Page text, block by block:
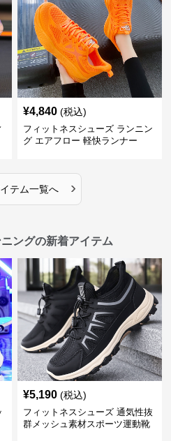
¥4,840 (税込)
フィットネスシューズ ランニン
グ エアフロー 軽快ランナー
テム一覧へ ›
ングの新着アイテム
¥5,190 (税込)
フィットネスシューズ 通気性抜
群メッシュ素材スポーツ運動靴